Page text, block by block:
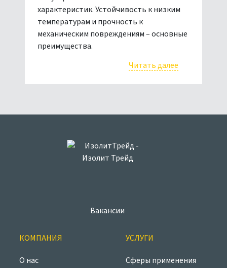
характеристик. Устойчивость к низким
температурам и прочность к
механическим повреждениям – основные
преимущества.
Читать далее
Вакансии
КОМПАНИЯ
О нас
УСЛУГИ
Сферы применения